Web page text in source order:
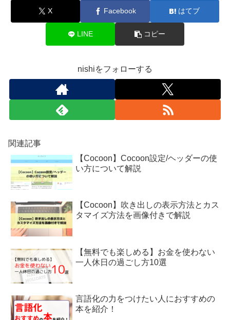
X Facebook はてブ
LINE コピー
nishiをフォローする
関連記事
【Cocoon】Cocoon設定/ヘッダーの使
い方について解説
【Cocoon】吹き出しの表示方法とカス
タマイズ方法を画像付きで解説
【無料でも楽しめる】お金を使わない
一人休日の過ごし方10選
言語化の力をつけたい人におすすめの
本を紹介！